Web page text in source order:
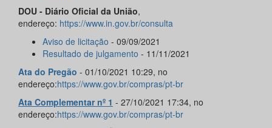
DOU - Diário Oficial da União,
endereço: https://www.in.gov.br/consulta
Aviso de licitação - 09/09/2021
Resultado de julgamento - 11/11/2021
Ata do Pregão - 01/10/2021 10:29, no
endereço:https://www.gov.br/compras/pt-br
Ata Complementar nº 1 - 27/10/2021 17:34, no
endereço:https://www.gov.br/compras/pt-br